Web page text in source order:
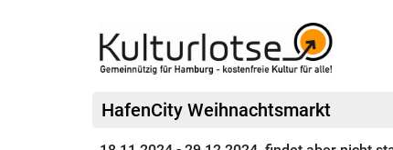
HafenCity Weihnachtsmarkt